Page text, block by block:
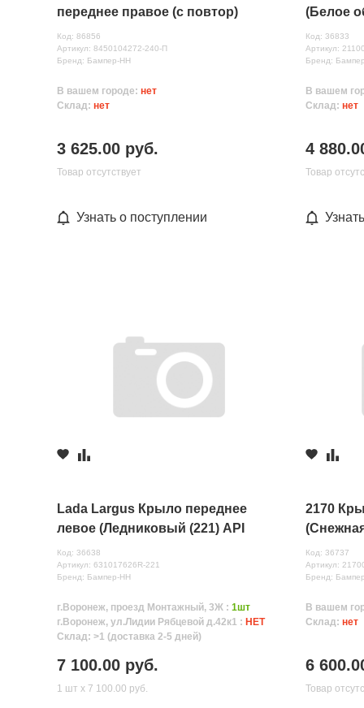
переднее правое (с повтор)
ПЛАСТИК (Белое облако( 240)
Код: 86856
Артикул: 8450104272-240-П
Бренд: Бампер-НН
В вашем городе: нет
Склад: нет
3 625.00 руб.
Товар отсутствует
Узнать о поступлении
(Белое
Код: 36833
Артикул:
Бренд:
В вашем
Склад:нет
4
Товар
Lada Largus Крыло переднее
левое (Ледниковый (221) API
Код: 36638
Артикул: 631017626R-221
Бренд: Бампер-НН
г.Воронеж, проезд Монтажный, 3Ж : 1шт
г.Воронеж, ул.Лидии Рябцевой д.42к1 : НЕТ
Склад: >1 (доставка 2-5 дней)
7 100.00 руб.
1 шт х 7 100.00 руб.
2170
Код: 36737
Артикул:
Бренд:
В вашем
Склад:нет
6
Товар